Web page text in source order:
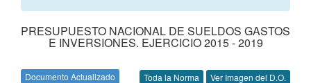
PRESUPUESTO NACIONAL DE SUELDOS GASTOS
E INVERSIONES. EJERCICIO 2015 - 2019
Documento Actualizado Toda la Norma Ver Imagen del D.O.